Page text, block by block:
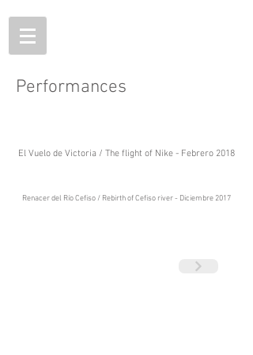
Performances
El Vuelo de Victoria / The flight of Nike - Febrero 2018
Renacer del Río Cefiso / Rebirth of Cefiso river - Diciembre 2017